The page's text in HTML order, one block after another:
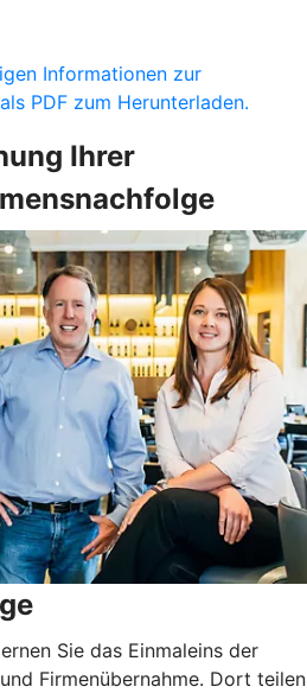
Informationen zur
PDF zum Herunterladen.
Ihrer
Sie das Einmaleins der
Firmenübernahme. Dort teilen